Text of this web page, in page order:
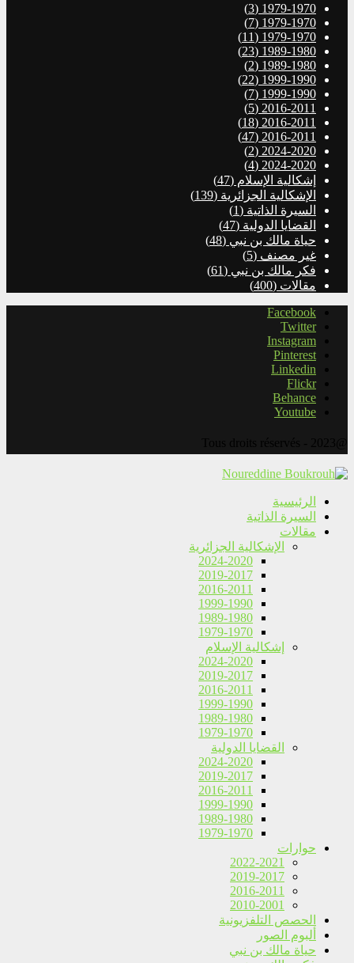
1979-1970
(3)
1979-1970
(7)
1979-1970
(11)
1989-1980
(23)
1989-1980
(2)
1999-1990
(22)
1999-1990
(7)
2016-2011
(5)
2016-2011
(18)
2016-2011
(47)
2024-2020
(2)
2024-2020
(4)
إشكالية الإسلام (47)
الإشكالية الجزائرية (139)
السيرة الذاتية (1)
القضايا الدولية (47)
حياة مالك بن نبي (48)
غير مصنف (5)
فكر مالك بن نبي (61)
مقالات (400)
Facebook
Twitter
Instagram
Pinterest
Linkedin
Flickr
Behance
Youtube
الرئيسية
السيرة الذاتية
مقالات
الإشكالية الجزائرية
2024-2020
2019-2017
2016-2011
1999-1990
1989-1980
1979-1970
إشكالية الإسلام
2024-2020
2019-2017
2016-2011
1999-1990
1989-1980
1979-1970
القضايا الدولية
2024-2020
2019-2017
2016-2011
1999-1990
1989-1980
1979-1970
حوارات
2022-2021
2019-2017
2016-2011
2010-2001
الحصص التلفزيونية
ألبوم الصور
حياة مالك بن نبي